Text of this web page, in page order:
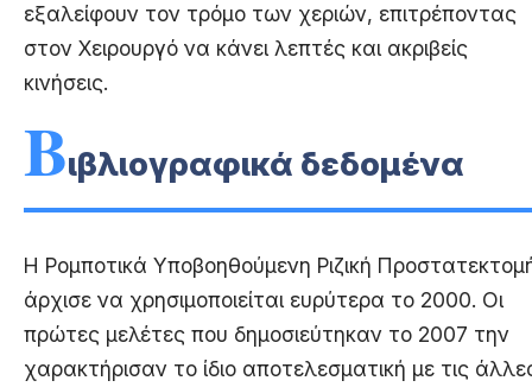
εξαλείφουν τον τρόμο των χεριών, επιτρέποντας
στον Χειρουργό να κάνει λεπτές και ακριβείς
κινήσεις.
Βιβλιογραφικά δεδομένα
Η Ρομποτικά Υποβοηθούμενη Ριζική
άρχισε να χρησιμοποιείται ευρύτερα το 2000. Οι
πρώτες μελέτες που δημοσιεύτηκαν το 2007 την
χαρακτήρισαν το ίδιο αποτελεσματική με τις